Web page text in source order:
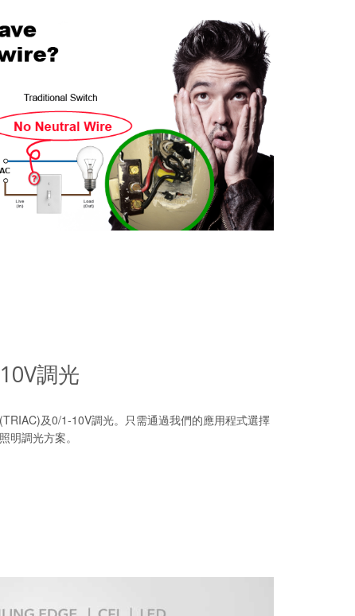
調光
及0/1-10V調光。只需通過我們的應用程式選擇
明調光方案。